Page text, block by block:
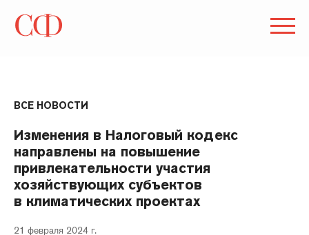
ВСЕ НОВОСТИ
Изменения в Налоговый кодекс
направлены на повышение
привлекательности участия
хозяйствующих субъектов
в климатических проектах
21 февраля 2024 г.